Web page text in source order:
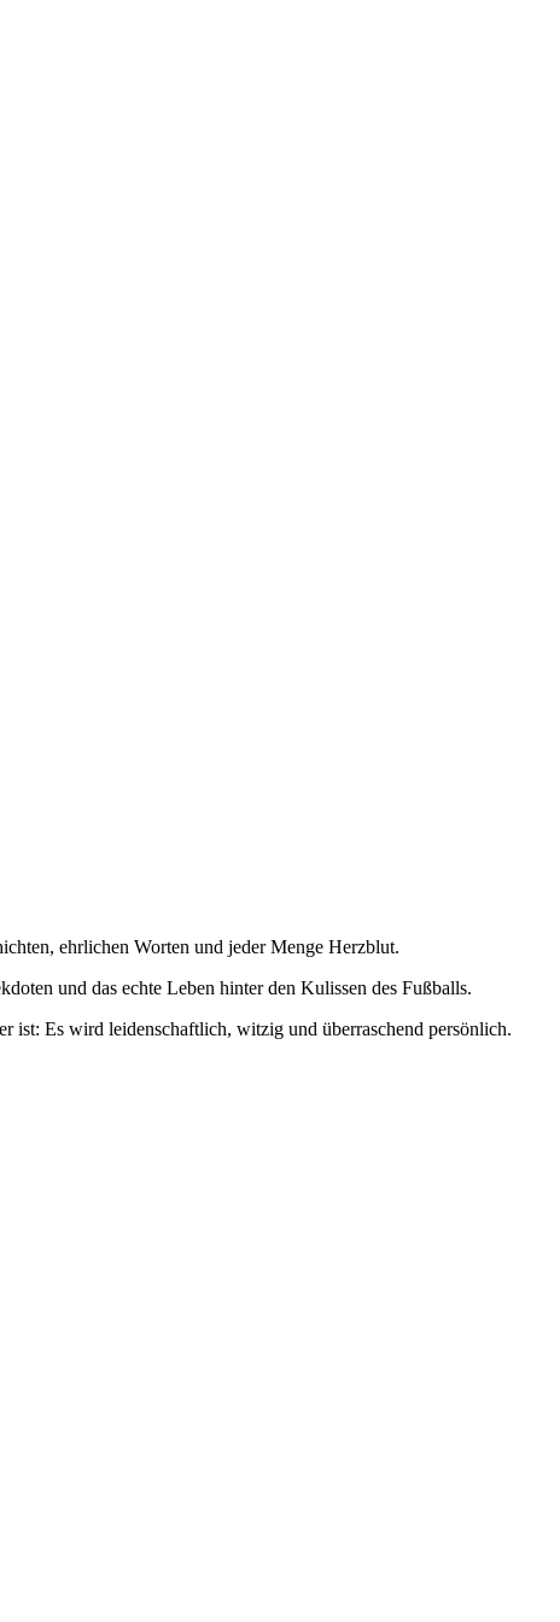
ehrlichen Worten und jeder Menge Herzblut.
und das echte Leben hinter den Kulissen des Fußballs.
ist: Es wird leidenschaftlich, witzig und überraschend persönlich.